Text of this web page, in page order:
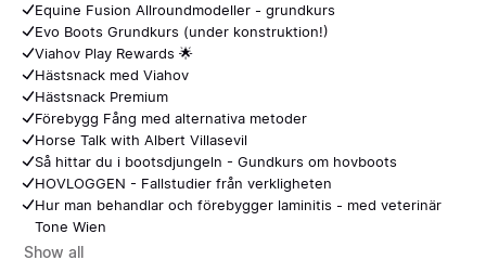
Equine Fusion Allroundmodeller - grundkurs
Evo Boots Grundkurs (under konstruktion!)
Viahov Play Rewards 🌟
Hästsnack med Viahov
Hästsnack Premium
Förebygg Fång med alternativa metoder
Horse Talk with Albert Villasevil
Så hittar du i bootsdjungeln - Gundkurs om hovboots
HOVLOGGEN - Fallstudier från verkligheten
Hur man behandlar och förebygger laminitis - med veterinär
Tone Wien
Show all